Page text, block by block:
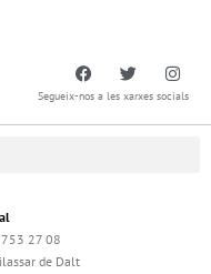
Segueix-nos a les xarxes socials
27 08
de Dalt